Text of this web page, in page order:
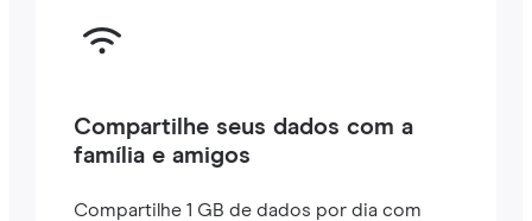
Compartilhe seus dados com a
família e amigos
Compartilhe 1 GB de dados por dia com